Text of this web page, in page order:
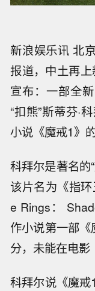
新浪娱乐讯 北
报道，中土再
宣布：一部全
“扣熊”斯蒂芬·
小说《魔戒1》
科拜尔是著名的
该片名为《指
e Rings：
作小说第一部
分，未能在电影
科拜尔说《魔